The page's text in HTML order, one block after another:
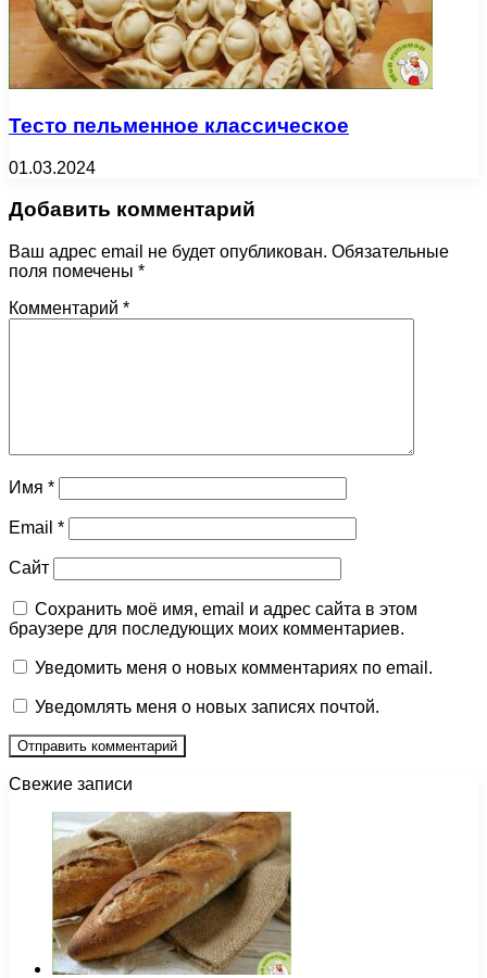
Тесто пельменное классическое
01.03.2024
Добавить комментарий
Ваш адрес email не будет опубликован. Обязательные
поля помечены *
Комментарий *
Имя *
Email *
Сайт
Сохранить моё имя, email и адрес сайта в этом
браузере для последующих моих комментариев.
Уведомить меня о новых комментариях по email.
Уведомлять меня о новых записях почтой.
Свежие записи